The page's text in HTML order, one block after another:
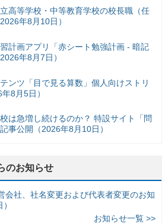
高等学校・中等教育学校の校長職（任
年8月10日）
計画アプリ「赤シート勉強計画 - 暗記
年8月7日）
ンツ「目で見る算数」個人向けストリ
8月5日）
は急増し続けるのか？ 特設サイト「問
事公開（2026年8月10日）
のお知らせ
会社、社名変更および代表者変更のお知
お知らせ一覧 >>